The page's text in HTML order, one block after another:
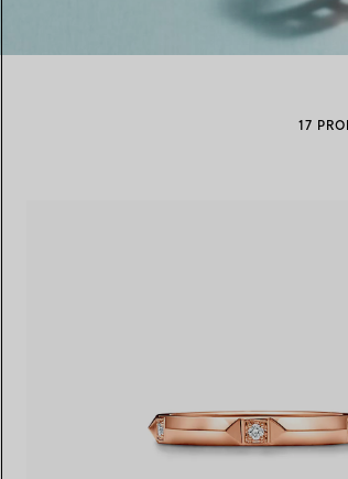
Eheringe für Damen
17